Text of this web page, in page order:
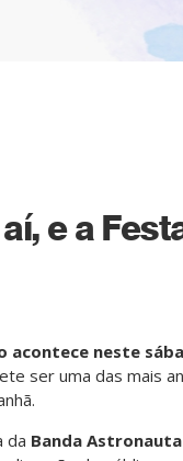
e a
acontece neste
ser uma das mais
da Banda